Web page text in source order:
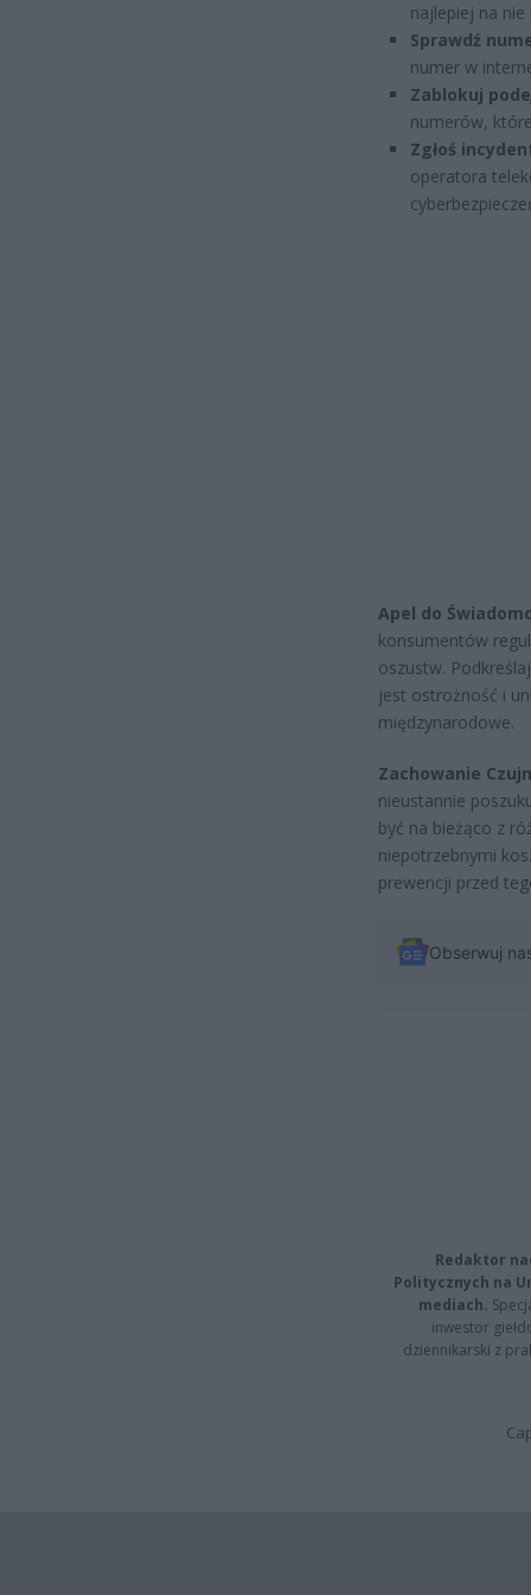
najlepiej na
Sprawdź
numer w
Zablokuj
numerów,
Zgłoś
operatora
Apel do
konsumentów
oszustw.
jest ostrożność i
międzynarodowe.
Zachowanie
nieustannie
być na bieżąco z
niepotrzebnymi
prewencji przed
Obserwuj
Redaktor
Politycznych na
mediach.
inwestor
dziennikarski z